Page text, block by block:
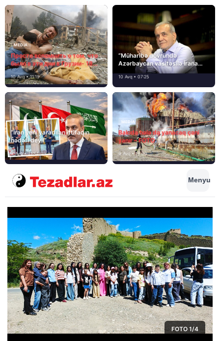
MEDİA
Просто вспомнить о том, что
было в эти дни в Грузии- 18
лет назад, 8 августа 2008
года…
10 Avq • 11:19
“Müharibə dövründə
Azərbaycan vasitəsilə İrana
yardım və dəstək göstərilib”
10 Avq • 07:25
“İran yeni yaradılan ittifaqın
hədəfi deyil”
9 Avq • 21:54
MEDİA
Bakıda hələ də yanacaq çəni
yanır – FOTO
9 Avq • 18:00
Menyu
FOTO 1/4